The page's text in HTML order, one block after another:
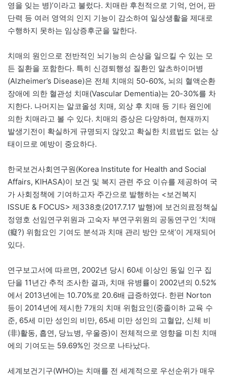
영을 잊는 병)’이라고 불렀다. 치매란 후천적으로 기억, 언어, 판
단력 등 여러 영역의 인지 기능이 감소하여 일상생활을 제대로
수행하지 못하는 임상증후군을 말한다.
치매의 원인으로 전반적인 뇌기능의 손상을 일으킬 수 있는 모
든 질환을 포함한다. 특히 신경퇴행성 질환인 알츠하이머병
(Alzheimer’s Disease)은 전체 치매의 50-60%, 뇌의 혈액순환
장애에 의한 혈관성 치매(Vascular Dementia)는 20-30%를 차
지한다. 나머지는 알코올성 치매, 외상 후 치매 등 기타 원인에
의한 치매라고 볼 수 있다. 치매의 증상은 다양하며, 현재까지
발생기전이 확실하게 규명되지 않았고 확실한 치료법도 없는 상
태이므로 예방이 중요하다.
한국보건사회연구원(Korea Institute for Health and Social
Affairs, KIHASA)이 보건 및 복지 관련 주요 이슈를 제공하여 국
가 사회정책에 기여하고자 주간으로 발행하는 <보건복지
ISSUE & FOCUS> 제338호(2017.7.17 발행)에 보건의료정책실
정영호 선임연구위원과 고숙자 부연구위원의 공동연구인 ‘치매
(癡?) 위험요인 기여도 분석과 치매 관리 방안 모색’이 게재되어
있다.
연구보고서에 따르면, 2002년 당시 60세 이상인 동일 인구 집
단을 11년간 추적 조사한 결과, 치매 유병률이 2002년의 0.52%
에서 2013년에는 10.70%로 20.6배 급증하였다. 한편 Norton
등이 2014년에 제시한 7개의 치매 위험요인(중졸이하 교육 수
준, 65세 미만 성인의 비만, 65세 미만 성인의 고혈압, 신체 비
(非)활동, 흡연, 당뇨병, 우울증)이 전체적으로 영향을 미친 치매
에의 기여도는 59.69%인 것으로 나타났다.
세계보건기구(WHO)는 치매를 전 세계적으로 우선순위가 매우